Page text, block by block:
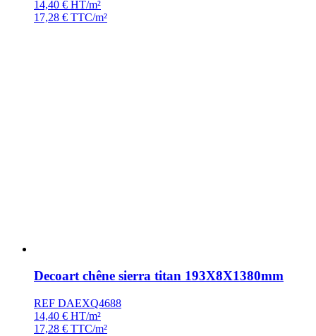
14,40 € HT/m²
17,28 € TTC/m²
Decoart chêne sierra titan 193X8X1380mm
REF DAEXQ4688
14,40 € HT/m²
17,28 € TTC/m²